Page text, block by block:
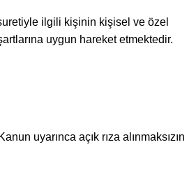
ilgili kişinin kişisel ve özel
uygun hareket etmektedir.
uyarınca açık rıza alınmaksızın